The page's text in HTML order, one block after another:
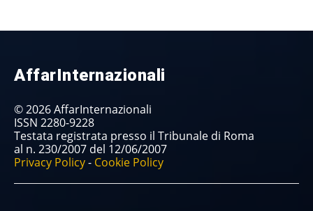
AffarInternazionali
© 2026 AffarInternazionali
ISSN 2280-9228
Testata registrata presso il Tribunale di Roma
al n. 230/2007 del 12/06/2007
Privacy Policy- Cookie Policy